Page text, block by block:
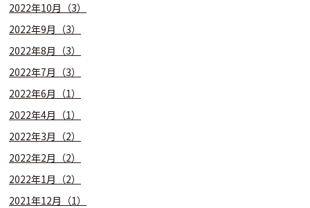
2022年10月（3）
2022年9月（3）
2022年8月（3）
2022年7月（3）
2022年6月（1）
2022年4月（1）
2022年3月（2）
2022年2月（2）
2022年1月（2）
2021年12月（1）